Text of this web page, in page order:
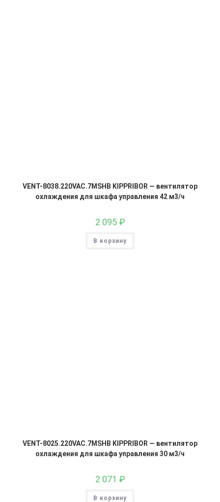
VENT-8038.220VAC.7MSHB KIPPRIBOR — вентилятор
охлаждения для шкафа управления 42 м3/ч
2 095 ₽
В корзину
VENT-8025.220VAC.7MSHB KIPPRIBOR — вентилятор
охлаждения для шкафа управления 30 м3/ч
2 071 ₽
В корзину